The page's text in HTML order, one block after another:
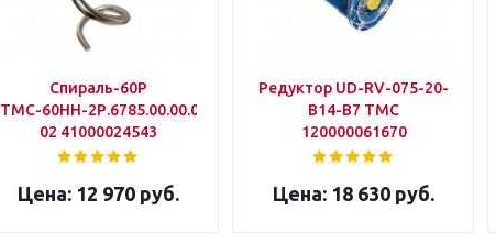
Спираль-60Р
ТМС-60НН-2Р.6785.00.00.002-
02 41000024543
12 970 руб.
Редуктор UD-RV-075-20-
B14-B7 ТМС
120000061670
18 630 руб.